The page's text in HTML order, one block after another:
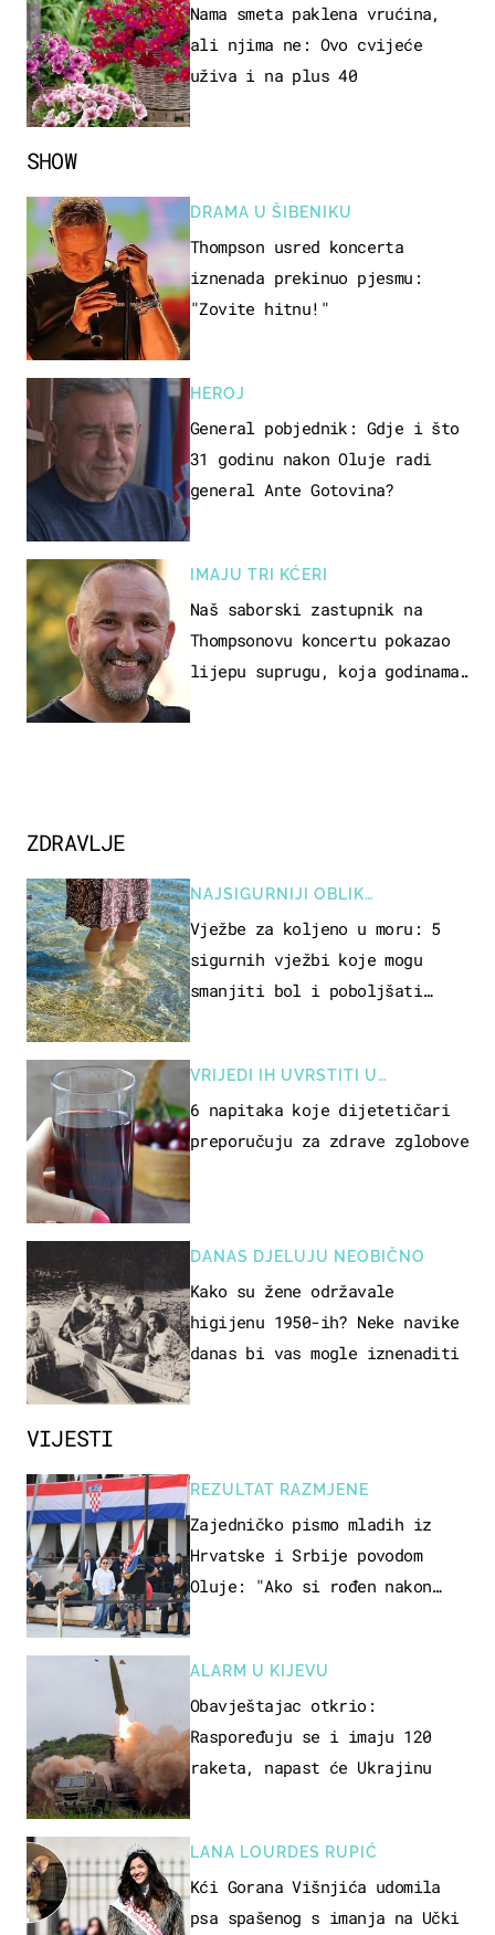
VIJESTI
REZULTAT RAZMJENE
Zajedničko pismo mladih iz
Hrvatske i Srbije povodom
Oluje: "Ako si rođen nakon
ALARM U KIJEVU
Obavještajac otkrio:
Raspoređuju se i imaju 120
raketa, napast će Ukrajinu
LANA LOURDES RUPIĆ
Kći Gorana Višnjića udomila
psa spašenog s imanja na Učki
SHOW
DRAMA U ŠIBENIKU
Thompson usred koncerta
iznenada prekinuo pjesmu:
"Zovite hitnu!"
HEROJ
General pobjednik: Gdje i što
31 godinu nakon Oluje radi
general Ante Gotovina?
IMAJU TRI KĆERI
Naš saborski zastupnik na
Thompsonovu koncertu pokazao
lijepu suprugu, koja godinama
ZDRAVLJE
NAJSIGURNIJI OBLIK
REKREACIJE
Vježbe za koljeno u moru: 5
sigurnih vježbi koje mogu
smanjiti bol i poboljšati
VRIJEDI IH UVRSTITI U
PREHRANU
6 napitaka koje dijetetičari
preporučuju za zdrave zglobove
DANAS DJELUJU NEOBIČNO
Kako su žene održavale
higijenu 1950-ih? Neke navike
danas bi vas mogle iznenaditi
Nama smeta paklena vrućina,
ali njima ne: Ovo cvijeće
uživa i na plus 40